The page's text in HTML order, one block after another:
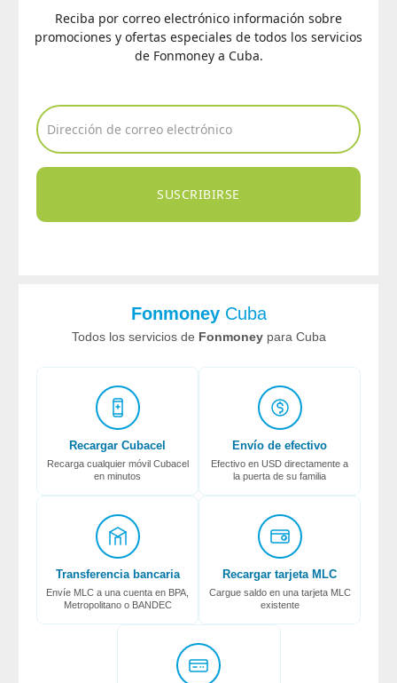
Reciba por correo electrónico información sobre
promociones y ofertas especiales de todos los servicios
de Fonmoney a Cuba.
SUSCRIBIRSE
FonmoneyCuba
Todos los servicios de Fonmoneypara Cuba
Recargar Cubacel
Recarga cualquier móvil Cubacel
en minutos
Envío de efectivo
Efectivo en USD directamente a
la puerta de su familia
Transferencia bancaria
Envíe MLC a una cuenta en BPA,
Metropolitano o BANDEC
Recargar tarjeta MLC
Cargue saldo en una tarjeta MLC
existente